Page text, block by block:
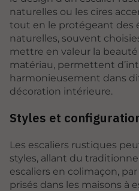
naturelles ou les cires
tout en le protégeant des
naturelles, souvent
mettre en valeur la
matériau, permettent
harmonieusement dans
décoration intérieure.
Styles et
Les escaliers rustiques
styles, allant du
escaliers en colimaçon,
prisés dans les maisons à